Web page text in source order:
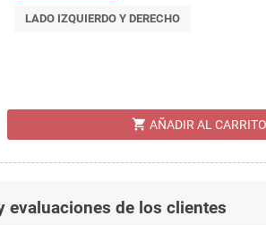
LADO IZQUIERDO Y DERECHO
shopping_cart AÑADIR AL CARRITO
evaluaciones de los clientes